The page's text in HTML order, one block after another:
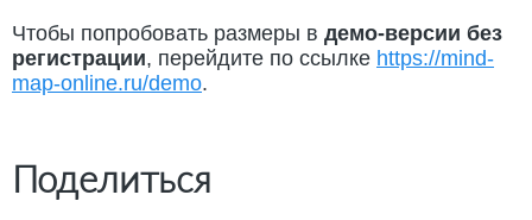
Чтобы попробовать размеры в демо-версии без
регистрации, перейдите по ссылке https://mind-
map-online.ru/demo.
Поделиться